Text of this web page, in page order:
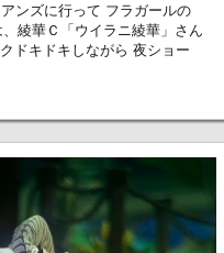
ンズに行って フラガールの
綾華Ｃ「ウイラニ綾華」さん
ドキドキしながら 夜ショー